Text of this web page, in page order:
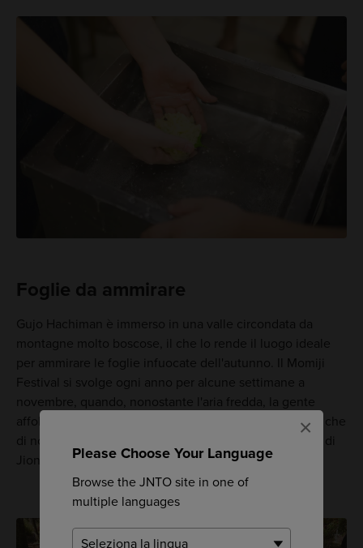
Please Choose Your Language
Browse the JNTO site in one of
multiple languages
×
Foglie da ammirare
Gujo Hachiman è immerso in una valle circondata da
montagne molto boscose, il che lo rende il luogo ideale
per ammirare le foglie infuocate dell'autunno. Il Momiji
Festival si svolge ogni anno per alcune settimane a
novembre, quando, nonostante l'aria fredda, la gente
affolla la città. Il punto forte è l'area intorno al castello, che
di notte viene illuminata. Anche il giardino del Tempio di
Jionji è splendido in questo periodo dell'anno.